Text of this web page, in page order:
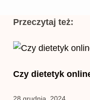
Przeczytaj też:
Czy dietetyk